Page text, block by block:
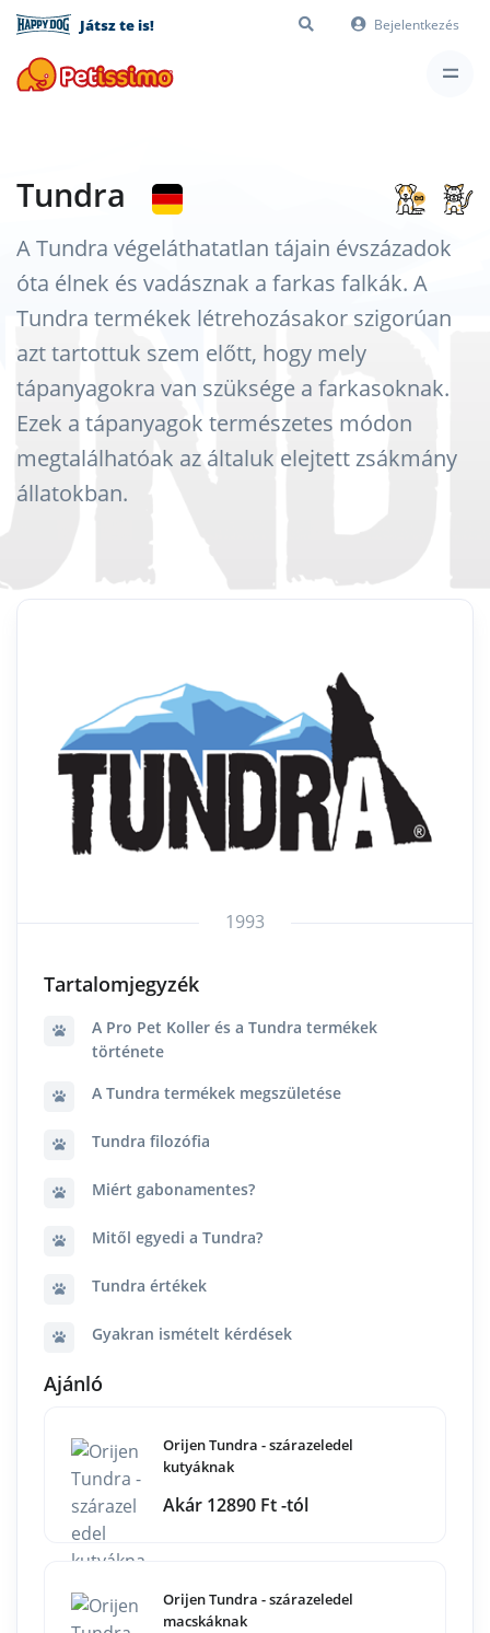
Játsz te is! Bejelentkezés
Tundra
A Tundra végeláthatatlan tájain évszázadok
óta élnek és vadásznak a farkas falkák. A
Tundra termékek létrehozásakor szigorúan
azt tartottuk szem előtt, hogy mely
tápanyagokra van szüksége a farkasoknak.
Ezek a tápanyagok természetes módon
megtalálhatóak az általuk elejtett zsákmány
állatokban.
1993
Tartalomjegyzék
A Pro Pet Koller és a Tundra termékek
története
A Tundra termékek megszületése
Tundra filozófia
Miért gabonamentes?
Mitől egyedi a Tundra?
Tundra értékek
Gyakran ismételt kérdések
Ajánló
Orijen Tundra - szárazeledel
kutyáknak
Akár 12890 Ft -tól
Orijen Tundra - szárazeledel
macskáknak